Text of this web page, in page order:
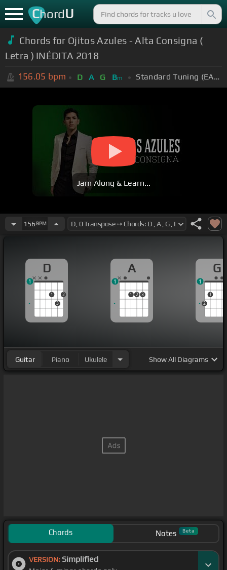
ChordU
Chords for Ojitos Azules - Alta Consigna (
Letra ) INÉDITA 2018
156.05 bpm D A G Bm Standard Tuning (EADGBE)
Jam Along & Learn...
156 BPM
D
1
3
2
1
A
1 2 3
1
G
2
1
1
Guitar Piano Ukulele ShowAll Diagrams
Chords Notes Beta
VERSION: Simplified